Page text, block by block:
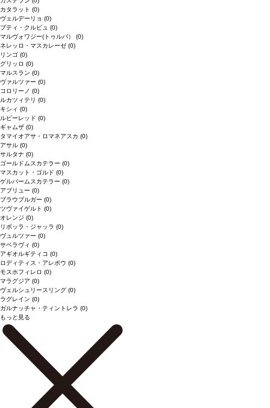
カタラット (0)
ヴェルデーリョ (0)
プティ・クルビュ (0)
マルヴォワジー(トゥルバ） (0)
ネレッロ・マスカレーゼ (0)
リンゴ (0)
グリッロ (0)
マルスラン (0)
ヴァルツァー (0)
コロリーノ (0)
ルカツィテリ (0)
キシィ (0)
ルビーレッド (0)
ギャムザ (0)
タマイオアサ・ロマネアスカ (0)
アサル (0)
サルタナ (0)
ゴールドムスカテラー (0)
マスカット・ゴルド (0)
ゲルバームスカテラー (0)
アブリュー (0)
ブラウブルガー (0)
ツヴァイゲルト (0)
オレンジ (0)
リボッラ・ジャッラ (0)
ヴュルツァー (0)
サペラヴィ (0)
アギオルギティコ (0)
ロディティス・アレポウ (0)
モスホフィレロ (0)
マラグジア (0)
ヴェルシュリースリング (0)
ラグレイン (0)
ガルナッチャ・ティントレラ (0)
もっと見る